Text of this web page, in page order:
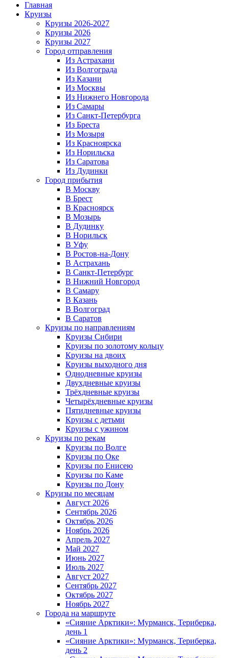
Главная
Круизы
Круизы 2026-2027
Круизы 2026
Круизы 2027
Город отправления
Из Астрахани
Из Волгограда
Из Казани
Из Москвы
Из Нижнего Новгорода
Из Самары
Из Санкт-Петербурга
Из Бреста
Из Мозыря
Из Красноярска
Из Норильска
Из Саратова
Из Дудинки
Город прибытия
В Москву
В Брест
В Красноярск
В Мозырь
В Дудинку
В Норильск
В Уфу
В Ростов-на-Дону
В Астрахань
В Санкт-Петербург
В Нижний Новгород
В Самару
В Казань
В Волгоград
В Саратов
Круизы по направлениям
Круизы Сибири
Круизы по золотому кольцу
Круизы на двоих
Круизы выходного дня
Однодневные круизы
Двухдневные круизы
Трёхдневные круизы
Четырёхдневные круизы
Пятидневные круизы
Круизы с детьми
Круизы с ужином
Круизы по рекам
Круизы по Волге
Круизы по Оке
Круизы по Енисею
Круизы по Каме
Круизы по Дону
Круизы по месяцам
Август 2026
Сентябрь 2026
Октябрь 2026
Ноябрь 2026
Апрель 2027
Май 2027
Июнь 2027
Июль 2027
Август 2027
Сентябрь 2027
Октябрь 2027
Ноябрь 2027
Города на маршруте
«Сияние Арктики»: Мурманск, Териберка,
день 1
«Сияние Арктики»: Мурманск, Териберка,
день 2